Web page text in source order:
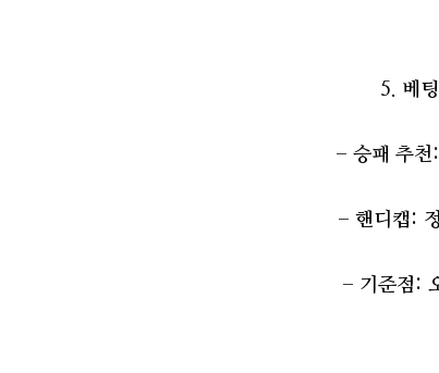
5. 베
- 승패 추천
- 핸디캡:
- 기준점: